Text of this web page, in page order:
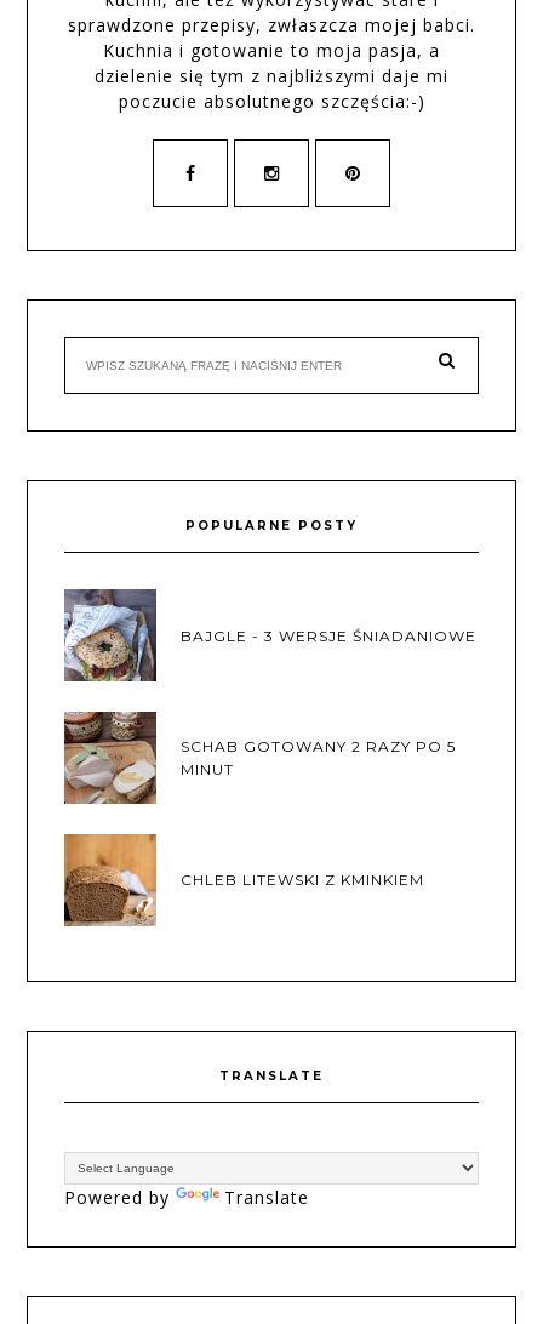
sprawdzone przepisy, zwłaszcza mojej babci.
Kuchnia i gotowanie to moja pasja, a
dzielenie się tym z najbliższymi daje mi
poczucie absolutnego szczęścia:-)
POPULARNE POSTY
BAJGLE - 3 WERSJE ŚNIADANIOWE
SCHAB GOTOWANY 2 RAZY PO 5
MINUT
CHLEB LITEWSKI Z KMINKIEM
TRANSLATE
Powered by Translate